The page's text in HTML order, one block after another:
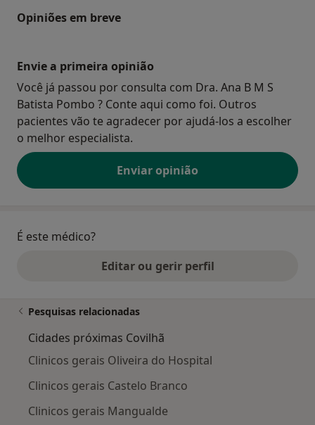
Opiniões em breve
Envie a primeira opinião
Você já passou por consulta com Dra. Ana B M S
Batista Pombo ? Conte aqui como foi. Outros
pacientes vão te agradecer por ajudá-los a escolher
o melhor especialista.
Enviar opinião
É este médico?
Editar ou gerir perfil
Pesquisas relacionadas
Cidades próximas Covilhã
Clinicos gerais Oliveira do Hospital
Clinicos gerais Castelo Branco
Clinicos gerais Mangualde